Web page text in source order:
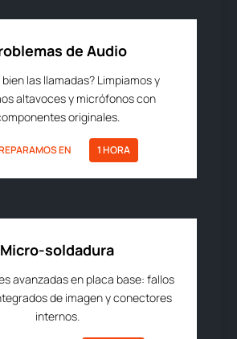
de Audio
bien las llamadas? Limpiamos y
altavoces y micrófonos con
originales.
EN 1 HORA
Micro-soldadura
avanzadas en placa base: fallos
de imagen y conectores
internos.